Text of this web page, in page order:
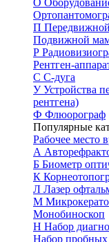
О
П
Подвижной
Р
Рентген-
С С-дуга
УУстройства
рентгена)
Ф Флюорограф
Популярные
Рабочее место
А
Б Биометр
К
Л Лазер
М
Монобиноскоп
Н Набор
Набор